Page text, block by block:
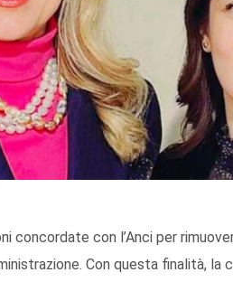
concordate con l’Anci per
Con questa finalità, la